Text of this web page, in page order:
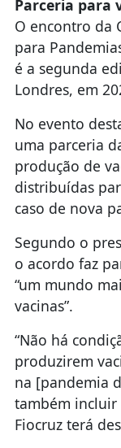
Parceria para
O encontro da
para
é a segunda
Londres, em
No evento
uma parceria
produção de
distribuídas
caso de nova
Segundo o
o acordo faz
“um mundo
vacinas”.
“Não há
produzirem
na [pandemia
também incluir
Fiocruz terá